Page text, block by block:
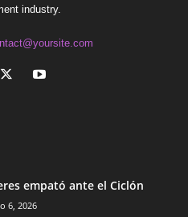
industry.
empató ante el Ciclón
6, 2026